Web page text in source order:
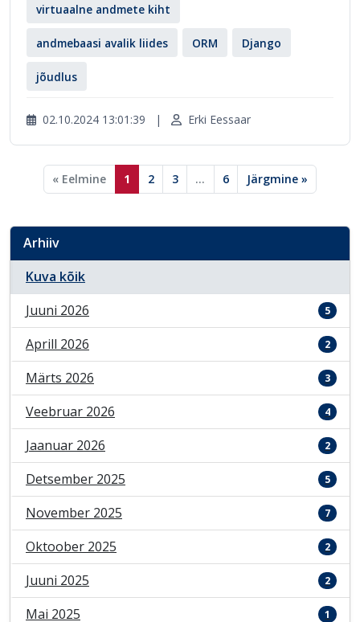
virtuaalne andmete kiht
andmebaasi avalik liides ORM Django
jõudlus
02.10.2024 13:01:39 | Erki Eessaar
« Eelmine 1 2 3 ... 6 Järgmine »
Arhiiv
Kuva kõik
Juuni 2026
5
Aprill 2026 2
Märts 2026 3
Veebruar 2026 4
Jaanuar 2026 2
Detsember 2025 5
November 2025 7
Oktoober 2025 2
Juuni 2025 2
Mai 2025 1